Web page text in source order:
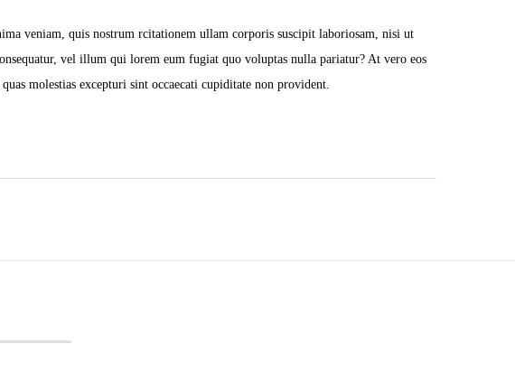
veniam, quis nostrum rcitationem ullam corporis suscipit laboriosam, nisi ut
vel illum qui lorem eum fugiat quo voluptas nulla pariatur? At vero eos
molestias excepturi sint occaecati cupiditate non provident.